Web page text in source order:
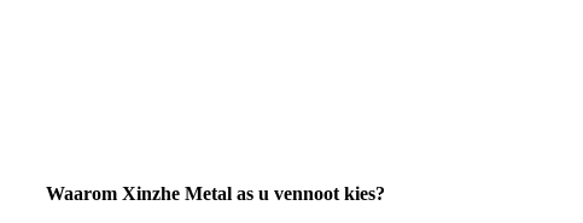
Waarom Xinzhe Metal as u vennoot kies?